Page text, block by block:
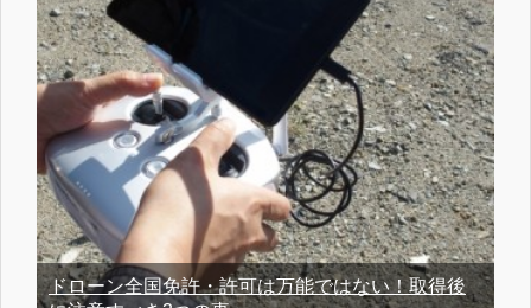
ドローン全国免許・許可は万能ではない！取得後